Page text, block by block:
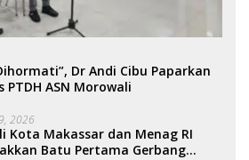
Dr Andi Cibu Paparkan
ASN Morowali
2026
Kota Makassar dan Menag RI
Batu Pertama Gerbang